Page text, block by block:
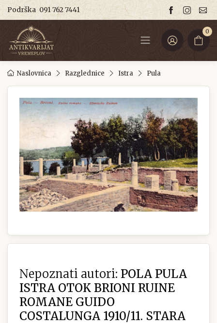
Podrška 091 762 7441
0
Naslovnica Razglednice Istra Pula
Nepoznati autori: POLA PULA
ISTRA OTOK BRIONI RUINE
ROMANE GUIDO
COSTALUNGA 1910/11. STARA